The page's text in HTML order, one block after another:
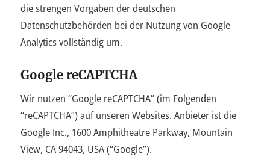
die strengen Vorgaben der deutschen
Datenschutzbehörden bei der Nutzung von Google
Analytics vollständig um.
Google reCAPTCHA
Wir nutzen “Google reCAPTCHA” (im Folgenden
“reCAPTCHA”) auf unseren Websites. Anbieter ist die
Google Inc., 1600 Amphitheatre Parkway, Mountain
View, CA 94043, USA (“Google”).